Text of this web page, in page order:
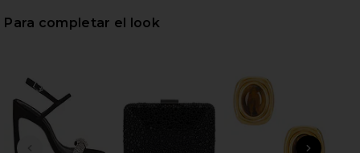
Para completar el look